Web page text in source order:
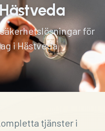
för
i Hästveda
tjänster i